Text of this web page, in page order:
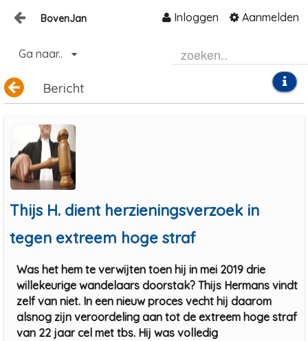
Inloggen Aanmelden
BovenJan
Home
Zoeken
Ga naar..
Bericht
Thijs H. dient herzieningsverzoek in
tegen extreem hoge straf
Was het hem te verwijten toen hij in mei 2019 drie
willekeurige wandelaars doorstak? Thijs Hermans vindt
zelf van niet. In een nieuw proces vecht hij daarom
alsnog zijn veroordeling aan tot de extreem hoge straf
van 22 jaar cel met tbs. Hij was volledig